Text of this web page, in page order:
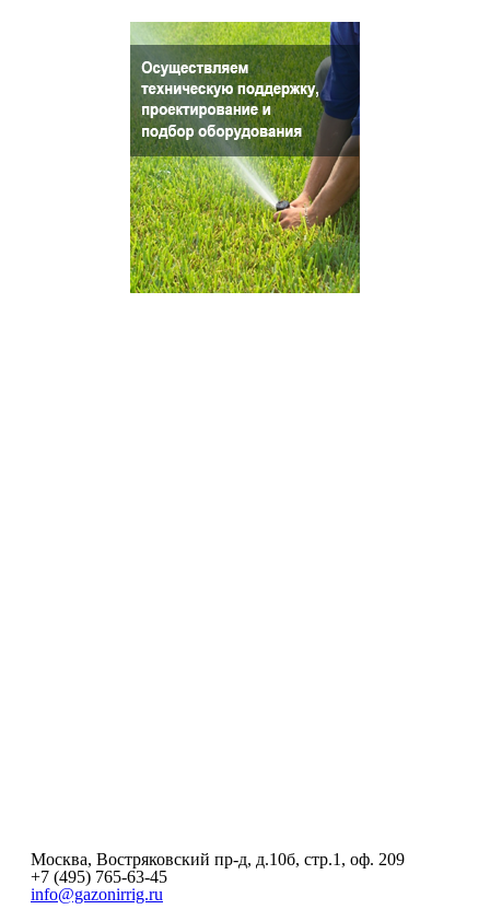
Москва, Востряковский пр-д, д.10б, стр.1, оф. 209
+7 (495) 765-63-45
info@gazonirrig.ru